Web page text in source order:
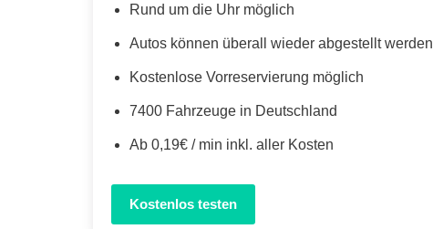
Rund um die Uhr möglich
Autos können überall wieder abgestellt werden
Kostenlose Vorreservierung möglich
7400 Fahrzeuge in Deutschland
Ab 0,19€ / min inkl. aller Kosten
Kostenlos testen